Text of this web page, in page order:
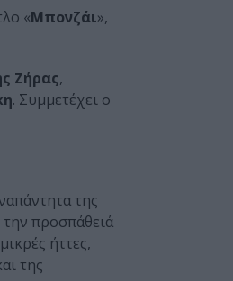
«Μπονζάι»,
Ζήρας,
. Συμμετέχει ο
της
την προσπάθειά
ήττες,
της